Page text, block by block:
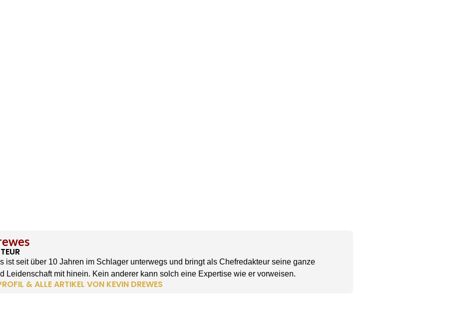
ist seit über 10 Jahren im Schlager unterwegs und bringt als Chefredakteur seine ganze
Leidenschaft mit hinein. Kein anderer kann solch eine Expertise wie er vorweisen.
& ALLE ARTIKEL VON KEVIN DREWES